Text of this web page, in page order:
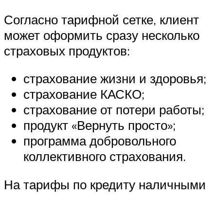
Согласно тарифной сетке, клиент
может оформить сразу несколько
страховых продуктов:
страхование жизни и здоровья;
страхование КАСКО;
страхование от потери работы;
продукт «Вернуть просто»;
программа добровольного
коллективного страхования.
На тарифы по кредиту наличными